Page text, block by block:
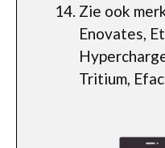
Zie ook
Enovates,
Tritium,